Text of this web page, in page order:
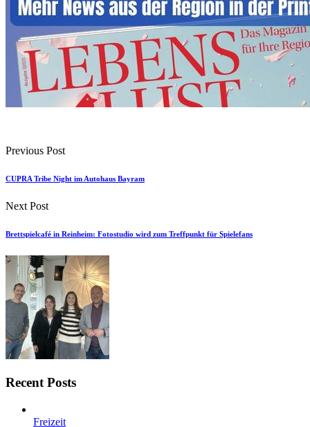
Previous Post
CUPRA Tribe Night im Autohaus Bayram
Next Post
Brettspielcafé in Reinheim: Fotostudio wird zum Treffpunkt für Spielefans
Recent Posts
Freizeit